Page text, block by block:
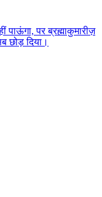
पर ब्रह्माकुमारीज़
छोड़ दिया।